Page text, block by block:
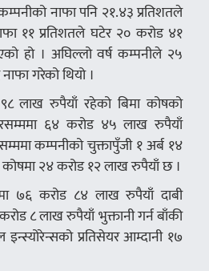
नाफा पनि २१.४३ प्रतिशतले
११ प्रतिशतले घटेर २० करोड ४१
हो । अघिल्लो वर्ष कम्पनीले २५
गरेको थियो ।
लाख रुपैयाँ रहेको बिमा कोषको
६४ करोड ४५ लाख रुपैयाँ
कम्पनीको चुक्तापुँजी १ अर्ब १४
२४ करोड १२ लाख रुपैयाँ छ ।
७६ करोड ८४ लाख रुपैयाँ दाबी
८ लाख रुपैयाँ भुक्तानी गर्न बाँकी
प्रतिसेयर आम्दानी १७